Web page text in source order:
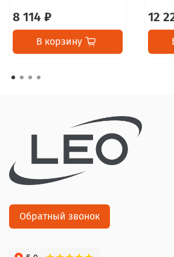
8 114 ₽
В корзину
12
Обратный звонок